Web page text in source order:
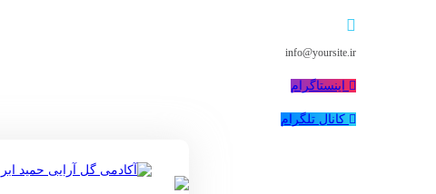
info@yoursite.ir
اینستاگرام
کانال تلگرام